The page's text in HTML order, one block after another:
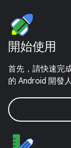
開始使用
首先，請快速完
的 Android 開發